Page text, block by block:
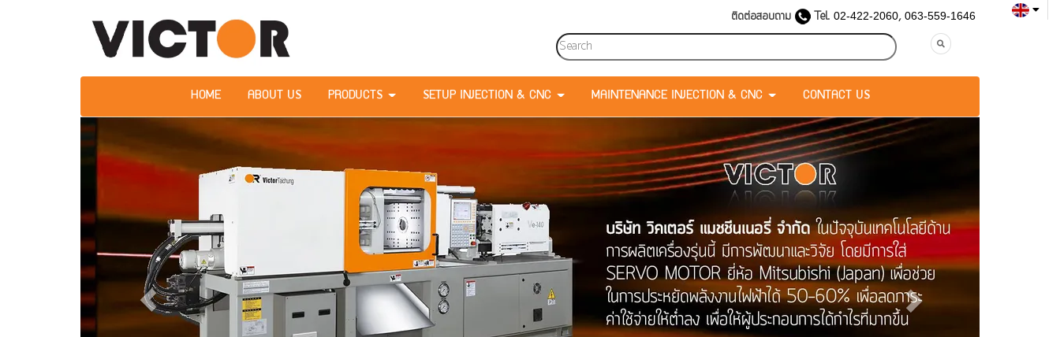
HOME ABOUT US PRODUCTS SETUP INJECTION & CNC MAINTENANCE INJECTION & CNC CONTACT US
ติดต่อสอบถาม Tel. 02-422-2060, 063-559-1646